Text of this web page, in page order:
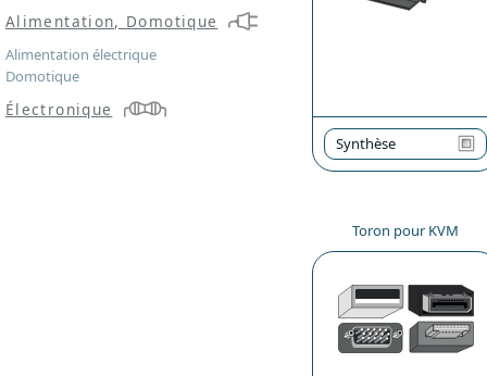
Synthèse
Toron pour KVM
Alimentation, Domotique
Alimentation électrique
Domotique
Électronique